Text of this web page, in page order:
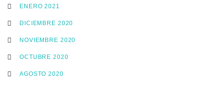
ENERO 2021
DICIEMBRE 2020
NOVIEMBRE 2020
OCTUBRE 2020
AGOSTO 2020